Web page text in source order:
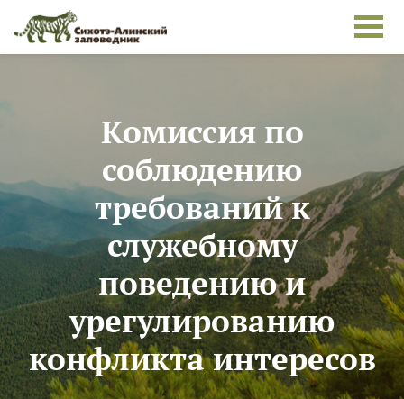
Перейти к основному содержанию
Комиссия по
соблюдению
требований к
служебному
поведению и
урегулированию
конфликта интересов